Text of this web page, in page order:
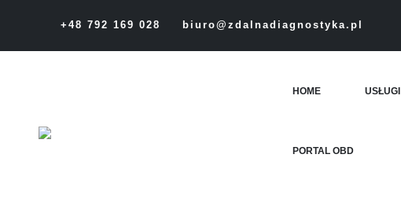
+48 792 169 028 biuro@zdalnadiagnostyka.pl
HOME USŁUGI
PORTAL OBD